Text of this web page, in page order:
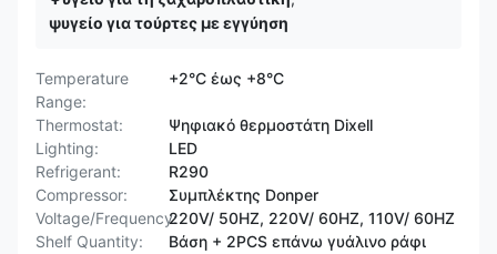
ψυγείο για τούρτες με εγγύηση
Temperature
Range:
+2°C έως +8°C
Thermostat:
Ψηφιακό θερμοστάτη Dixell
Lighting:
LED
Refrigerant:
R290
Compressor:
Συμπλέκτης Donper
Voltage/Frequency:220V/ 50HZ, 220V/ 60HZ, 110V/ 60HZ
Shelf Quantity:
Βάση + 2PCS επάνω γυάλινο ράφι